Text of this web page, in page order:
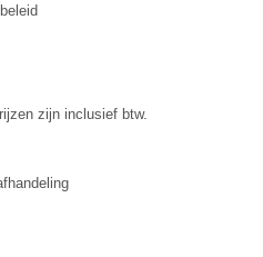
zijn inclusief btw.